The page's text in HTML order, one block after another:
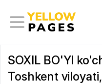
SOXIL BO'YI
Toshkent